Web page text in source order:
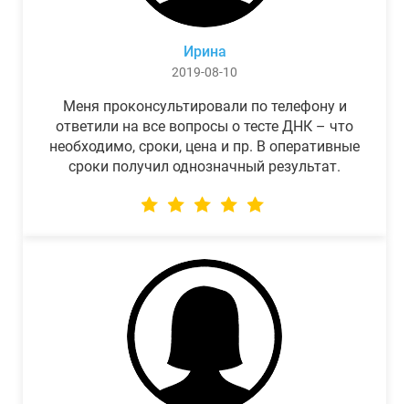
Ирина
2019-08-10
Меня проконсультировали по телефону и
ответили на все вопросы о тесте ДНК – что
необходимо, сроки, цена и пр. В оперативные
сроки получил однозначный результат.